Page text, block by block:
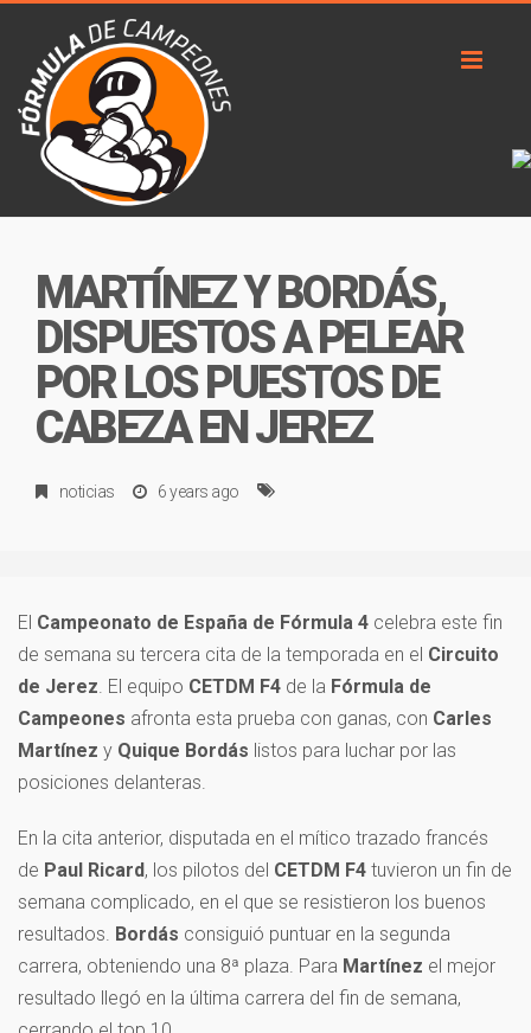
MARTÍNEZ Y BORDÁS,
DISPUESTOS A PELEAR
POR LOS PUESTOS DE
CABEZA EN JEREZ
noticias 6 years ago
El Campeonato de España de Fórmula 4 celebra este fin
de semana su tercera cita de la temporada en el Circuito
de Jerez. El equipo CETDM F4 de la Fórmula de
Campeones afronta esta prueba con ganas, con Carles
Martínez y Quique Bordás listos para luchar por las
posiciones delanteras.
En la cita anterior, disputada en el mítico trazado francés
de Paul Ricard, los pilotos del CETDM F4 tuvieron un fin de
semana complicado, en el que se resistieron los buenos
resultados. Bordás consiguió puntuar en la segunda
carrera, obteniendo una 8ª plaza. Para Martínez el mejor
resultado llegó en la última carrera del fin de semana,